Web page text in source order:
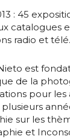
: 45
catalogues
radio et télé.
est
de la
pour les
sur les
et